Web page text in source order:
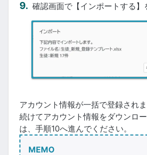
確認画面で【インポートする】
アカウント情報が一括で登録されま
続けてアカウント情報をダウンロ
は、手順10へ進んでください。
MEMO